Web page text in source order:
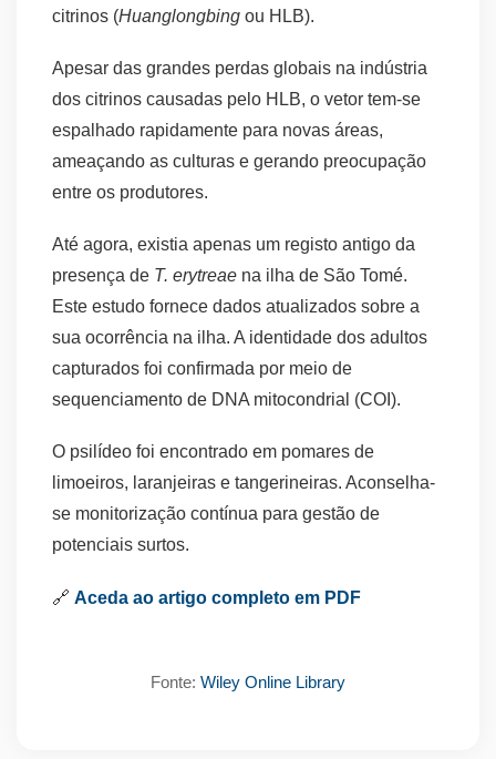
citrinos (Huanglongbing ou HLB).
Apesar das grandes perdas globais na indústria
dos citrinos causadas pelo HLB, o vetor tem-se
espalhado rapidamente para novas áreas,
ameaçando as culturas e gerando preocupação
entre os produtores.
Até agora, existia apenas um registo antigo da
presença de T. erytreae na ilha de São Tomé.
Este estudo fornece dados atualizados sobre a
sua ocorrência na ilha. A identidade dos adultos
capturados foi confirmada por meio de
sequenciamento de DNA mitocondrial (COI).
O psilídeo foi encontrado em pomares de
limoeiros, laranjeiras e tangerineiras. Aconselha-
se monitorização contínua para gestão de
potenciais surtos.
🔗 Aceda ao artigo completo em PDF
Fonte: Wiley Online Library